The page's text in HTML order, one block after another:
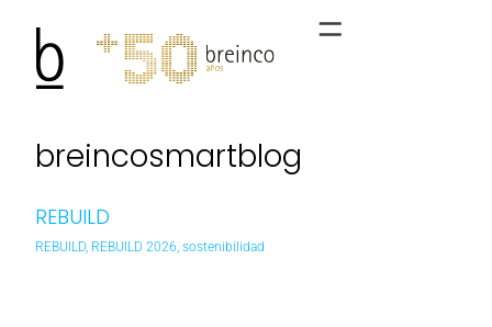
breincosmartblog
REBUILD
REBUILD, REBUILD 2026, sostenibilidad